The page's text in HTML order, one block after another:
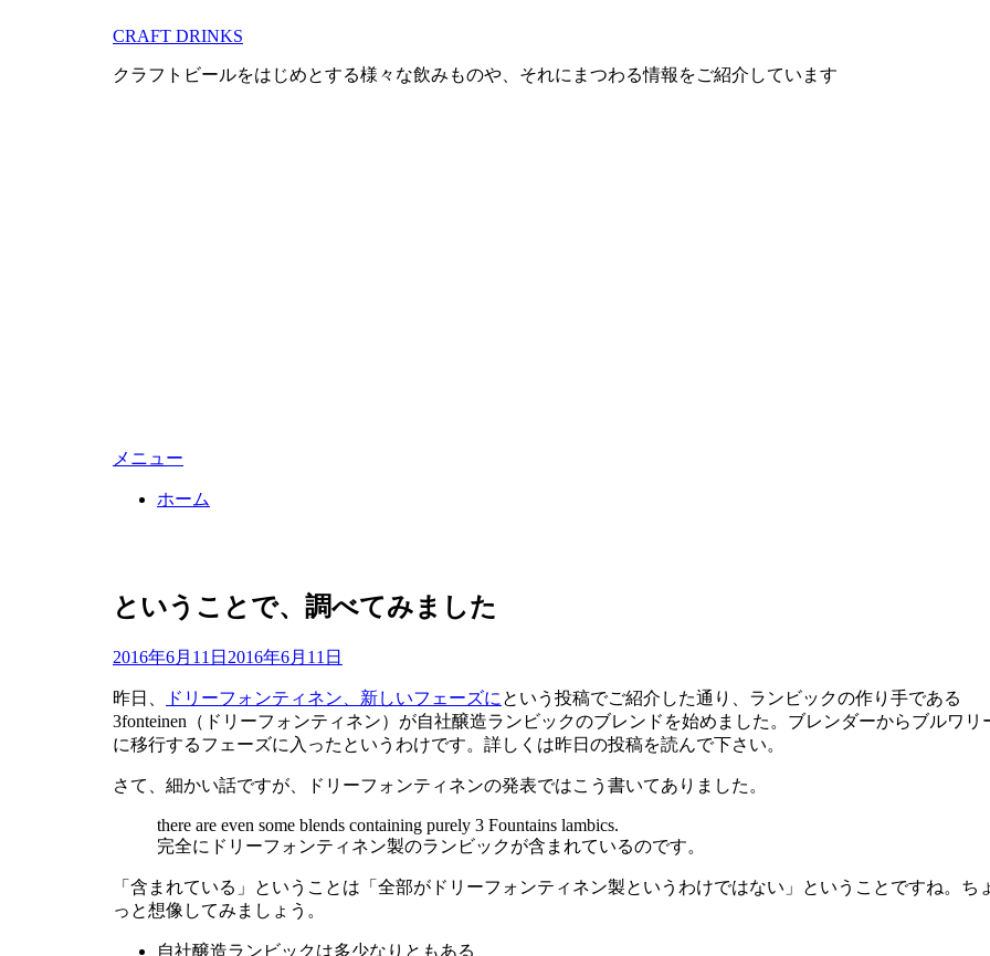
CRAFT DRINKS
クラフトビールをはじめとする様々な飲みものや、それにまつわる情報をご紹介しています
メニュー
ホーム
ということで、調べてみました
投稿者master
投
日:
2016年6月11日 2016年6月11日
昨日、 ドリーフォンティネン、新しいフェーズに という投稿でご紹介した通り、ランビックの作り手である
3fonteinen（ドリーフォンティネン）が自社醸造ランビックのブレンドを始めました。ブレンダーからブルワリ
に移行するフェーズに入ったというわけです。詳しくは昨日の投稿を読んで下さい。
さて、細かい話ですが、ドリーフォンティネンの発表ではこう書いてありました。
there are even some blends containing purely 3 Fountains lambics.
完全にドリーフォンティネン製のランビックが含まれているのです。
「含まれている」ということは「全部がドリーフォンティネン製というわけではない」ということですね。ち
っと想像してみましょう。
自社醸造ランビックは多少なりともある